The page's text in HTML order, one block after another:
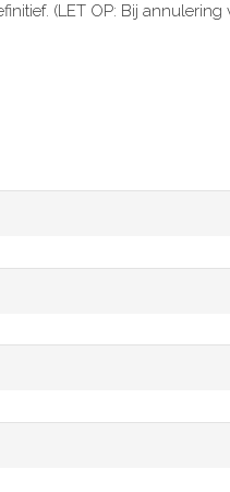
(LET OP: Bij annulering